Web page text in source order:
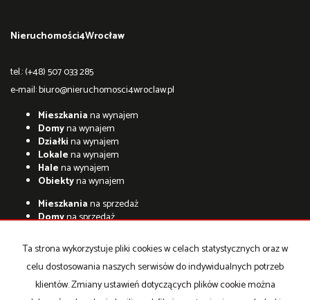
Nieruchomości4Wrocław
tel.: (+48) 507 033 285
e-mail:biuro@nieruchomosci4wroclaw.pl
Mieszkaniana wynajem
Domyna wynajem
Działkina wynajem
Lokalena wynajem
Halena wynajem
Obiektyna wynajem
Mieszkaniana sprzedaż
Domyna sprzedaż
Lokalena sprzedaż
Halena sprzedaż
Obiektyna sprzedaż
Ta strona wykorzystuje pliki cookies w celach statystycznych oraz w
celu dostosowania naszych serwisów do indywidualnych potrzeb
klientów. Zmiany ustawień dotyczących plików cookie można